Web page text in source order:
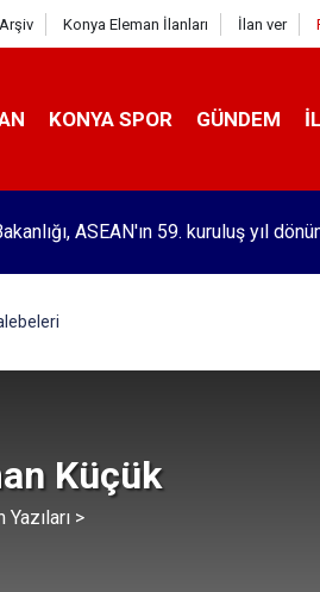
Arşiv Konya Eleman İlanları İlan ver
KONYA SPOR GÜNDEM
ASEAN'ın 59. kuruluş yıl
Küçük
Yazıları >